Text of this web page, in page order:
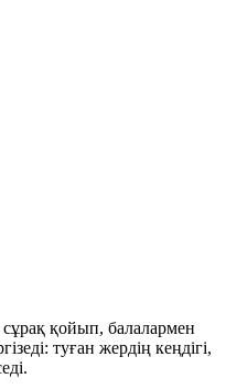
қойып, балалармен
туған жердің кеңдігі,